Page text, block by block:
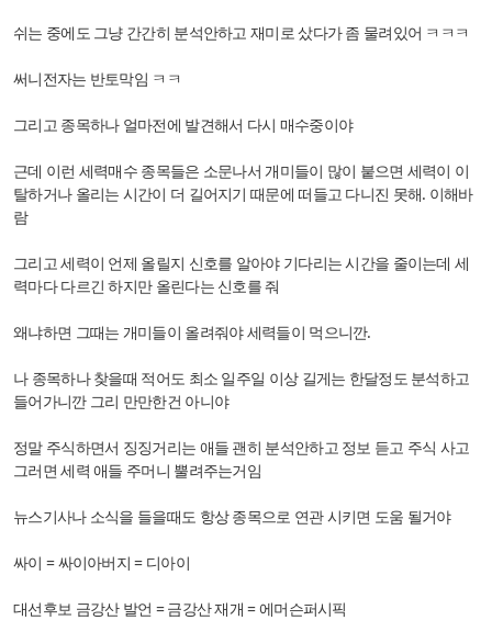
쉬는 중에도 그냥 간간히 분석안하고 재미로 샀다가 좀 물려있어 ㅋㅋㅋ
써니전자는 반토막임 ㅋㅋ
그리고 종목하나 얼마전에 발견해서 다시 매수중이야
근데 이런 세력매수 종목들은 소문나서 개미들이 많이 붙으면 세력이 이
탈하거나 올리는 시간이 더 길어지기 때문에 떠들고 다니진 못해. 이해바
람
그리고 세력이 언제 올릴지 신호를 알아야 기다리는 시간을 줄이는데 세
력마다 다르긴 하지만 올린다는 신호를 줘
왜냐하면 그때는 개미들이 올려줘야 세력들이 먹으니깐.
나 종목하나 찾을때 적어도 최소 일주일 이상 길게는 한달정도 분석하고
들어가니깐 그리 만만한건 아니야
정말 주식하면서 징징거리는 애들 괜히 분석안하고 정보 듣고 주식 사고
그러면 세력 애들 주머니 뿔려주는거임
뉴스기사나 소식을 들을때도 항상 종목으로 연관 시키면 도움 될거야
싸이 = 싸이아버지 = 디아이
대선후보 금강산 발언 = 금강산 재개 = 에머슨퍼시픽